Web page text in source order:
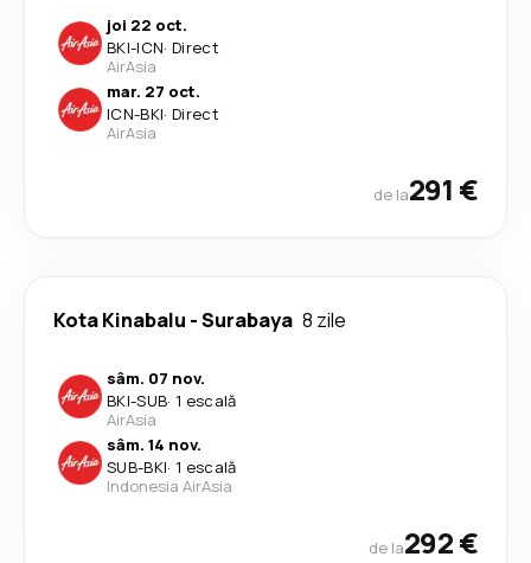
joi 22 oct.
BKI-ICN· Direct
AirAsia
mar. 27 oct.
ICN-BKI· Direct
AirAsia
de la291 €
Kota Kinabalu -Surabaya 8 zile
sâm. 07 nov.
BKI-SUB· 1 escală
AirAsia
sâm. 14 nov.
SUB-BKI· 1 escală
Indonesia AirAsia
de la292 €